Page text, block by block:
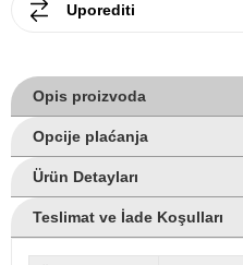
Uporediti
Opis proizvoda
Opcije plaćanja
Ürün Detayları
Teslimat ve İade Koşulları